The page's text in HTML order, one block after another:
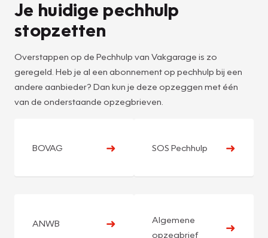
Je huidige pechhulp
stopzetten
Overstappen op de Pechhulp van Vakgarage is zo
geregeld. Heb je al een abonnement op pechhulp bij een
andere aanbieder? Dan kun je deze opzeggen met één
van de onderstaande opzegbrieven.
BOVAG ➜ SOS Pechhulp ➜
ANWB ➜
Algemene
opzegbrief
➜